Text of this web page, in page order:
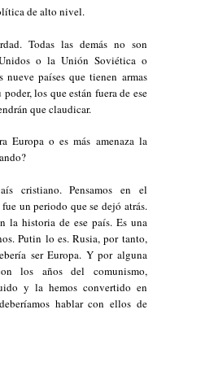
de alto nivel.
Todas las demás no son
o la Unión Soviética o
países que tienen armas
los que están fuera de ese
que claudicar.
Europa o es más amenaza la
cristiano. Pensamos en el
un periodo que se dejó atrás.
la historia de ese país. Es una
Putin lo es. Rusia, por tanto,
ser Europa. Y por alguna
los años del comunismo,
y la hemos convertido en
hablar con ellos de